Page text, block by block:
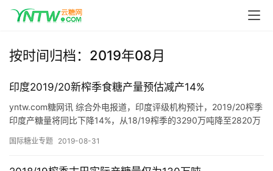
按时间归档：2019年08月
印度2019/20新榨季食糖产量预估减产14%
yntw.com糖网讯 综合外电报道，印度评级机构预计，2019/20榨季
印度产糖量将同比下降14%，从18/19榨季的3290万吨降至2820万
国际糖业专题 2019-08-31